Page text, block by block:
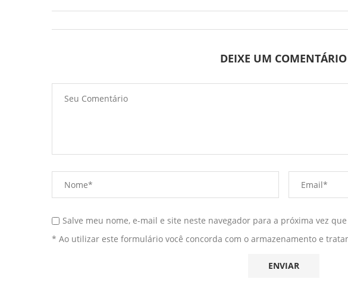
DEIXE UM COMENTÁRIO
Salve meu nome, e-mail e site neste navegador para a próxima vez
* Ao utilizar este formulário você concorda com o armazenamento e